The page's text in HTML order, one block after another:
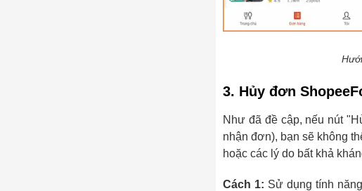
3. Hủy đơn
Như đã đề cập, nếu nút
nhận đơn), bạn sẽ không
hoặc các lý do bất khả
Cách 1: Sử dụng tính